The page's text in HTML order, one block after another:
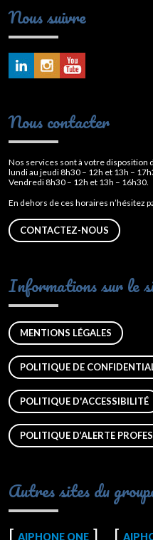
Nous suivre
Nous contacter
Nos services sont à votre disposition
lundi au jeudi 8h30 – 12h et 13h –
Vendredi 8h30 – 12h et 13h – 16h30.
En dehors de ces horaires n’hésitez
CONTACTEZ-NOUS
Informations sur le
MENTIONS LÉGALES
POLITIQUE DE
POLITIQUE D'ACCESSIBILITÉ
POLITIQUE D’ALERTE
Autres sites du
AIPHONE ONE